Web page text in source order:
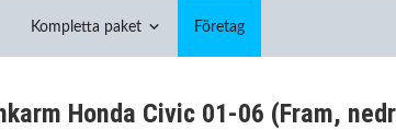
Kompletta paket Företag
Honda Civic 01-06 (Fram,